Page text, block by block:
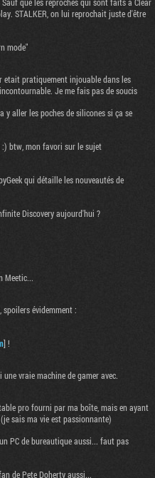
STALKER, on lui reprochait juste d'être
mode"
etait pratiquement injouable dans les
Je me fais pas de soucis
y aller les poches de silicones si ça se
:) btw, mon favori sur le sujet
qui détaille les nouveautés de
Discovery aujourd'hui ?
Meetic...
spoilers évidemment :
] !
vraie machine de gamer avec.
pro fourni par ma boîte, mais en ayant
sais ma vie est passionnante)
PC de bureautique aussi... faut pas
de Pete Doherty aussi...